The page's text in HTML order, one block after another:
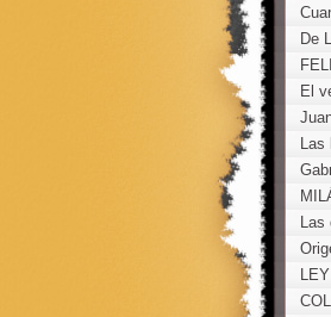
De
El
Las
Las
los